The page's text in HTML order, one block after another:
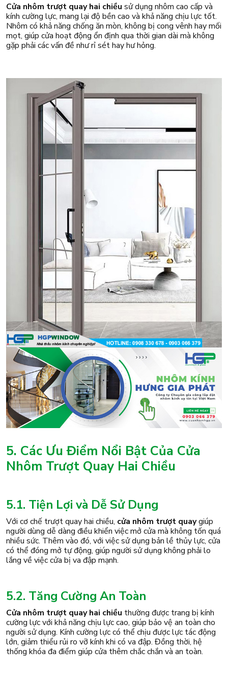
Cửa nhôm trượt quay hai chiều sử dụng nhôm cao cấp và
kính cường lực, mang lại độ bền cao và khả năng chịu lực tốt.
Nhôm có khả năng chống ăn mòn, không bị cong vênh hay mối
mọt, giúp cửa hoạt động ổn định qua thời gian dài mà không
gặp phải các vấn đề như rỉ sét hay hư hỏng.
5. Các Ưu Điểm Nổi Bật Của Cửa
Nhôm Trượt Quay Hai Chiều
5.1. Tiện Lợi và Dễ Sử Dụng
Với cơ chế trượt quay hai chiều, cửa nhôm trượt quaygiúp
người dùng dễ dàng điều khiển việc mở cửa mà không tốn quá
nhiều sức. Thêm vào đó, với việc sử dụng bản lề thủy lực, cửa
có thể đóng mở tự động, giúp người sử dụng không phải lo
lắng về việc cửa bị va đập mạnh.
5.2. Tăng Cường An Toàn
Cửa nhôm trượt quay hai chiều thường được trang bị kính
cường lực với khả năng chịu lực cao, giúp bảo vệ an toàn cho
người sử dụng. Kính cường lực có thể chịu được lực tác động
lớn, giảm thiểu rủi ro vỡ kính khi có va đập. Đồng thời, hệ
thống khóa đa điểm giúp cửa thêm chắc chắn và an toàn.